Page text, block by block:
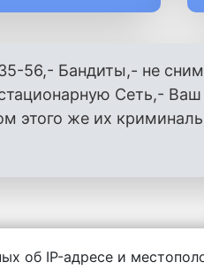
56,- Бандиты,- не
Сеть,-
этого же их
любой другой
об IP-адресе и